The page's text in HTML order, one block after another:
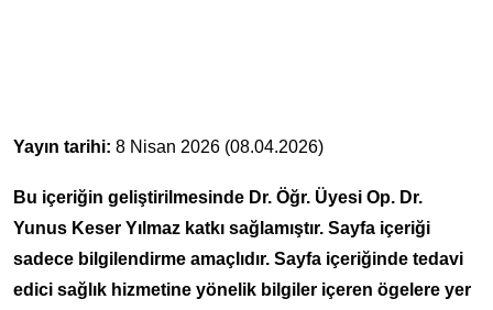
Yayın tarihi: 8 Nisan 2026 (08.04.2026)
Bu içeriğin geliştirilmesinde Dr. Öğr. Üyesi Op. Dr.
Yunus Keser Yılmaz katkı sağlamıştır. Sayfa içeriği
sadece bilgilendirme amaçlıdır. Sayfa içeriğinde tedavi
edici sağlık hizmetine yönelik bilgiler içeren ögelere yer